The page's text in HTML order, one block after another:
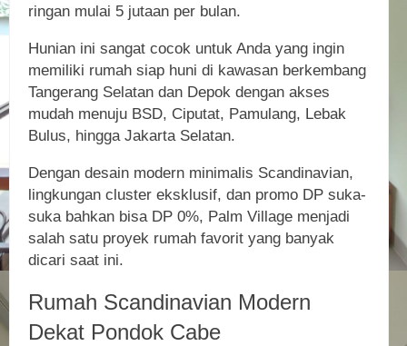
ringan mulai 5 jutaan per bulan.
Hunian ini sangat cocok untuk Anda yang ingin
memiliki rumah siap huni di kawasan berkembang
Tangerang Selatan dan Depok dengan akses
mudah menuju BSD, Ciputat, Pamulang, Lebak
Bulus, hingga Jakarta Selatan.
Dengan desain modern minimalis Scandinavian,
lingkungan cluster eksklusif, dan promo DP suka-
suka bahkan bisa DP 0%, Palm Village menjadi
salah satu proyek rumah favorit yang banyak
dicari saat ini.
Rumah Scandinavian Modern
Dekat Pondok Cabe